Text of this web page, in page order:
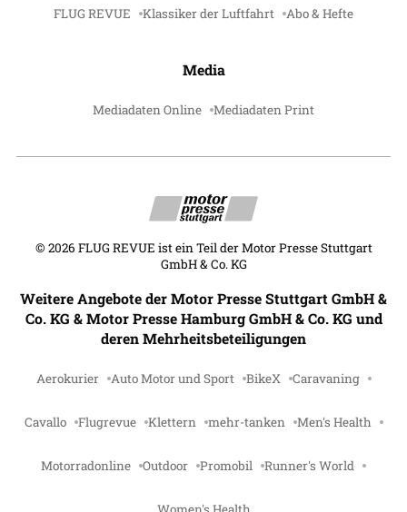
FLUG REVUE Klassiker der Luftfahrt Abo & Hefte
Media
Mediadaten Online Mediadaten Print
© 2026 FLUG REVUE ist ein Teil der Motor Presse Stuttgart
GmbH & Co. KG
Weitere Angebote der Motor Presse Stuttgart GmbH &
Co. KG & Motor Presse Hamburg GmbH & Co. KG und
deren Mehrheitsbeteiligungen
Aerokurier Auto Motor und Sport BikeX Caravaning
Cavallo Flugrevue Klettern mehr-tanken Men's Health
Motorradonline Outdoor Promobil Runner's World